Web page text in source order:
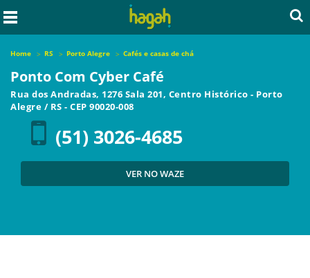
Home RS Porto Alegre Cafés e casas de chá
Ponto Com Cyber Café
Rua dos Andradas, 1276 Sala 201, Centro Histórico - Porto
Alegre / RS - CEP 90020-008
(51) 3026-4685
VER NO WAZE